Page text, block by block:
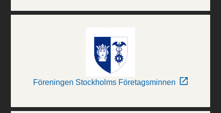
Föreningen Stockholms Företagsminnen